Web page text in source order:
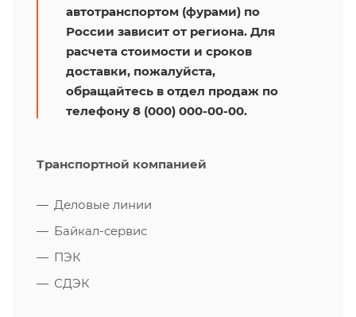
автотранспортом (фурами) по
России зависит от региона. Для
расчета стоимости и сроков
доставки, пожалуйста,
обращайтесь в отдел продаж по
телефону 8 (000) 000-00-00.
Транспортной компанией
Деловые линии
Байкал-сервис
ПЭК
СДЭК